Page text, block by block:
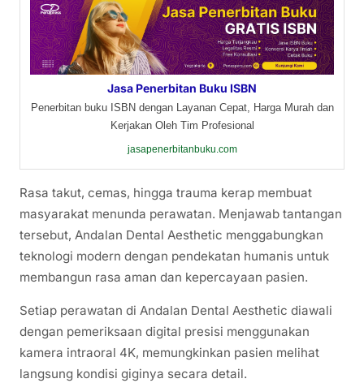
Jasa Penerbitan Buku ISBN
Penerbitan buku ISBN dengan Layanan Cepat, Harga Murah dan
Kerjakan Oleh Tim Profesional
jasapenerbitanbuku.com
Rasa takut, cemas, hingga trauma kerap membuat
masyarakat menunda perawatan. Menjawab tantangan
tersebut, Andalan Dental Aesthetic menggabungkan
teknologi modern dengan pendekatan humanis untuk
membangun rasa aman dan kepercayaan pasien.
Setiap perawatan di Andalan Dental Aesthetic diawali
dengan pemeriksaan digital presisi menggunakan
kamera intraoral 4K, memungkinkan pasien melihat
langsung kondisi giginya secara detail.